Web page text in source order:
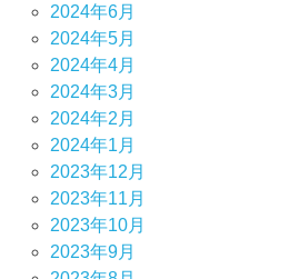
2024年6月
2024年5月
2024年4月
2024年3月
2024年2月
2024年1月
2023年12月
2023年11月
2023年10月
2023年9月